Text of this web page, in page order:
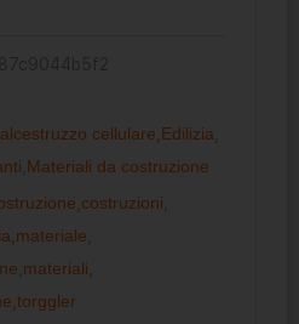
cellulare Edilizia
Materiali da costruzione
costruzioni
materiale
materiali
torggler